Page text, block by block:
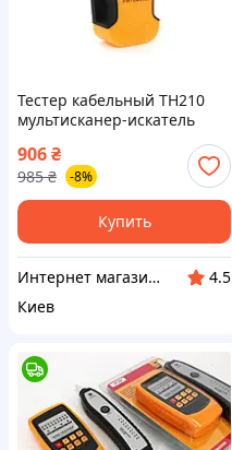
Тестер кабельный TH210
мультисканер-искатель
Voltronic (TH210 / 35390) —
Доступный
906₴
985 ₴ -8%
Купить
Интернет магазин "Домовичок"
4.5
Киев